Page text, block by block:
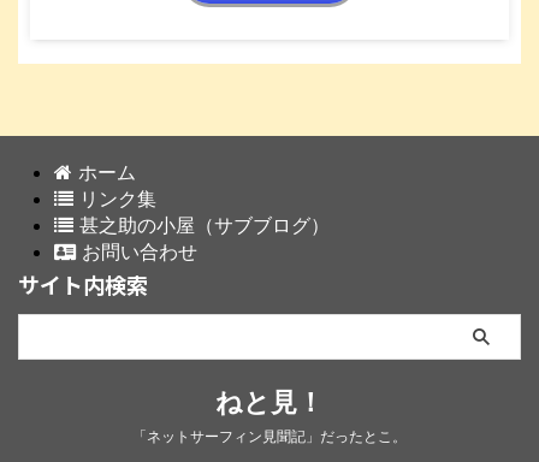
ホーム
リンク集
甚之助の小屋（サブブログ）
お問い合わせ
サイト内検索
ねと見！
「ネットサーフィン見聞記」だったとこ。